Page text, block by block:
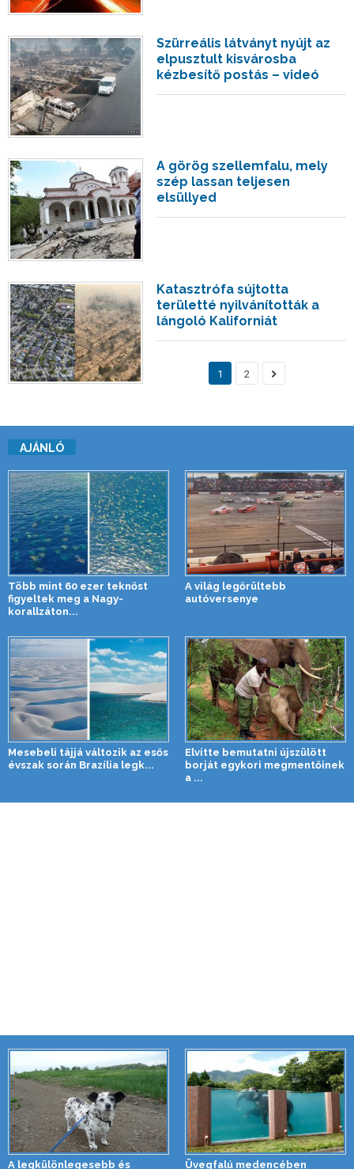
Szürreális látványt nyújt az
elpusztult kisvárosba
kézbesítő postás – videó
A görög szellemfalu, mely
szép lassan teljesen
elsüllyed
Katasztrófa sújtotta
területté nyilvánították a
lángoló Kaliforniát
1 2
AJÁNLÓ
Több mint 60 ezer teknőst
figyeltek meg a Nagy-
korallzáton...
A világ legőrültebb
autóversenye
Mesebeli tájjá változik az esős
évszak során Brazília legk...
Elvitte bemutatni újszülött
borját egykori megmentőinek
a ...
A legkülönlegesebb és Üvegfalú medencében